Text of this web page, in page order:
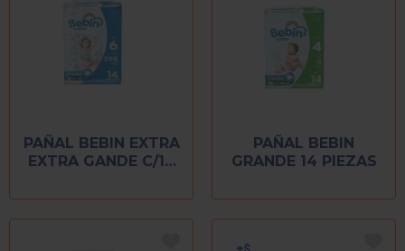
PAÑAL BEBIN EXTRA
EXTRA GANDE C/14
PAÑAL BEBIN
GRANDE 14 PIEZAS